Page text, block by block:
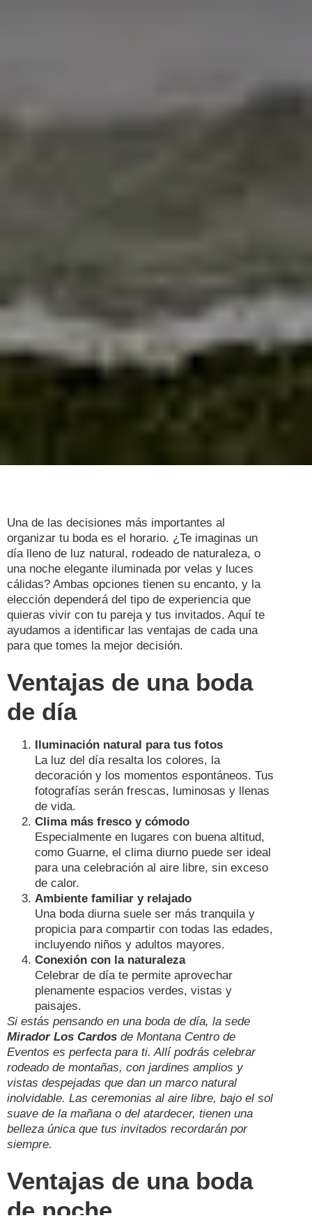
Una de las decisiones más importantes al
organizar tu boda es el horario. ¿Te imaginas un
día lleno de luz natural, rodeado de naturaleza, o
una noche elegante iluminada por velas y luces
cálidas? Ambas opciones tienen su encanto, y la
elección dependerá del tipo de experiencia que
quieras vivir con tu pareja y tus invitados. Aquí te
ayudamos a identificar las ventajas de cada una
para que tomes la mejor decisión.
Ventajas de una boda
de día
Iluminación natural para tus fotos
La luz del día resalta los colores, la
decoración y los momentos espontáneos. Tus
fotografías serán frescas, luminosas y llenas
de vida.
Clima más fresco y cómodo
Especialmente en lugares con buena altitud,
como Guarne, el clima diurno puede ser ideal
para una celebración al aire libre, sin exceso
de calor.
Ambiente familiar y relajado
Una boda diurna suele ser más tranquila y
propicia para compartir con todas las edades,
incluyendo niños y adultos mayores.
Conexión con la naturaleza
Celebrar de día te permite aprovechar
plenamente espacios verdes, vistas y
paisajes.
Si estás pensando en una boda de día, la sede
Mirador Los Cardos de Montana Centro de
Eventos es perfecta para ti. Allí podrás celebrar
rodeado de montañas, con jardines amplios y
vistas despejadas que dan un marco natural
inolvidable. Las ceremonias al aire libre, bajo el sol
suave de la mañana o del atardecer, tienen una
belleza única que tus invitados recordarán por
siempre.
Ventajas de una boda
de noche